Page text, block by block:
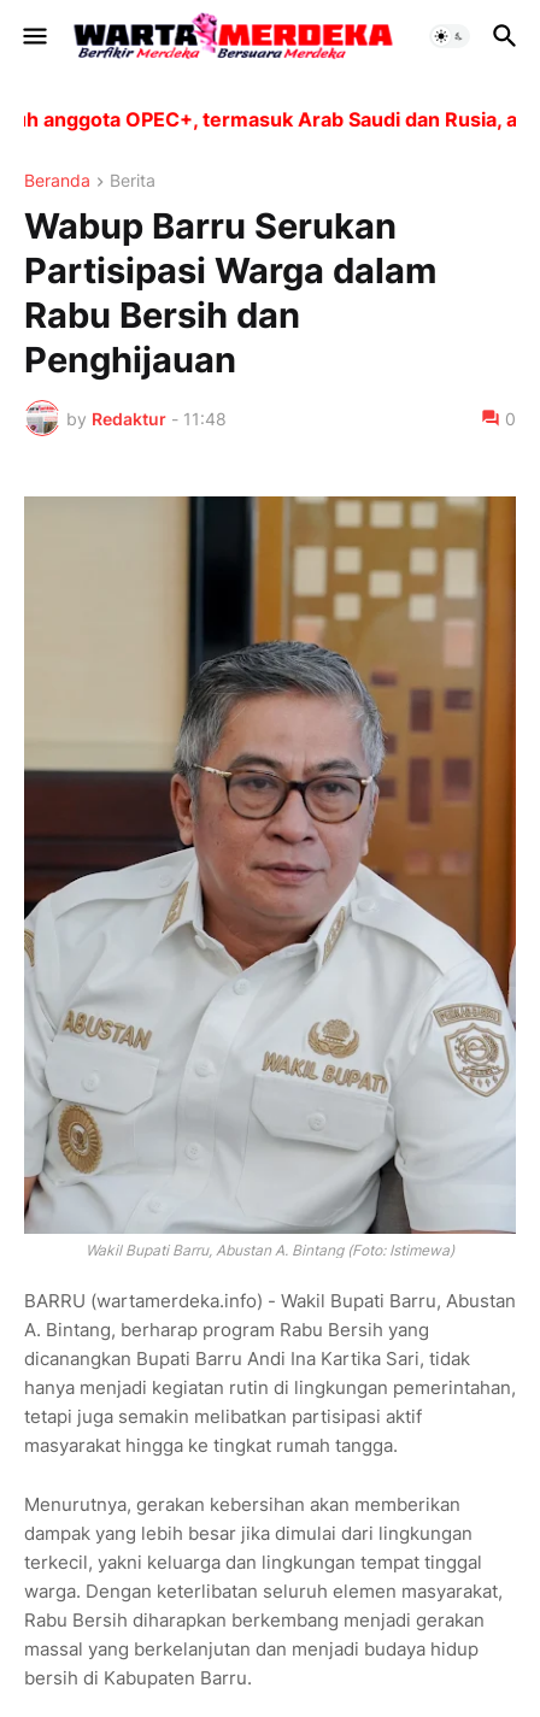
anggota OPEC+, termasuk Arab Saudi dan Rusia,
Beranda Berita
Wabup Barru Serukan
Partisipasi Warga dalam
Rabu Bersih dan
Penghijauan
by Redaktur - 11:48 0
Wakil Bupati Barru, Abustan A. Bintang (Foto: Istimewa)
BARRU (wartamerdeka.info) - Wakil Bupati Barru, Abustan
A. Bintang, berharap program Rabu Bersih yang
dicanangkan Bupati Barru Andi Ina Kartika Sari, tidak
hanya menjadi kegiatan rutin di lingkungan pemerintahan,
tetapi juga semakin melibatkan partisipasi aktif
masyarakat hingga ke tingkat rumah tangga.
Menurutnya, gerakan kebersihan akan memberikan
dampak yang lebih besar jika dimulai dari lingkungan
terkecil, yakni keluarga dan lingkungan tempat tinggal
warga. Dengan keterlibatan seluruh elemen masyarakat,
Rabu Bersih diharapkan berkembang menjadi gerakan
massal yang berkelanjutan dan menjadi budaya hidup
bersih di Kabupaten Barru.